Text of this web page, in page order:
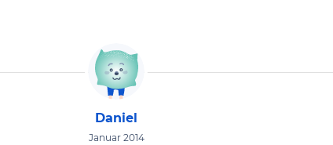
Daniel
Januar 2014